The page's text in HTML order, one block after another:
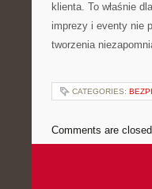
klienta. To właśnie
imprezy i eventy nie
tworzenia
CATEGORIES:
Comments are